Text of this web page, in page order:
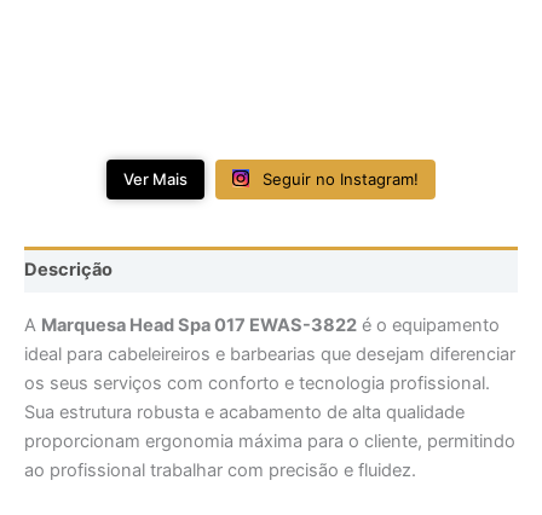
Ver Mais Seguir no Instagram!
Descrição
A Marquesa Head Spa 017 EWAS-3822 é o equipamento
ideal para cabeleireiros e barbearias que desejam diferenciar
os seus serviços com conforto e tecnologia profissional.
Sua estrutura robusta e acabamento de alta qualidade
proporcionam ergonomia máxima para o cliente, permitindo
ao profissional trabalhar com precisão e fluidez.